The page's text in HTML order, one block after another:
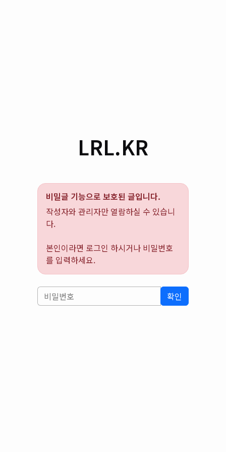
LRL.KR
비밀글 기능으로 보호된 글입니다.
작성자와 관리자만 열람하실 수 있습니
다.
본인이라면 로그인 하시거나 비밀번호
를 입력하세요.
확인